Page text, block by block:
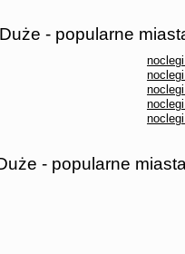
- popularne
- popularne